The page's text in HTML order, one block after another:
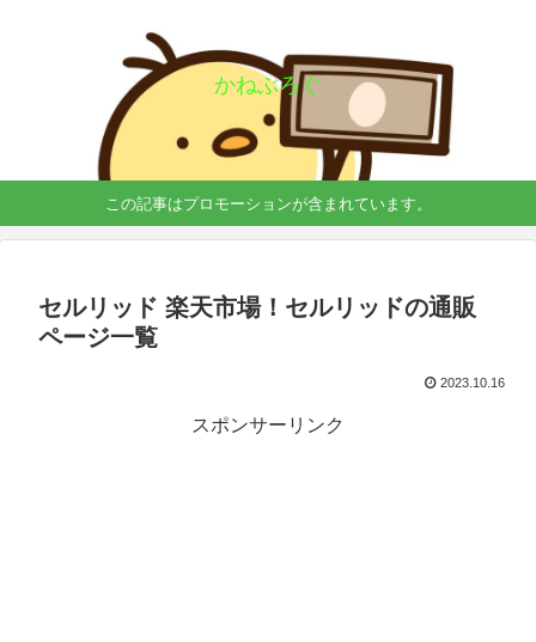
かねぶろぐ
この記事はプロモーションが含まれています。
セルリッド 楽天市場！セルリッドの通販
ページ一覧
2023.10.16
スポンサーリンク